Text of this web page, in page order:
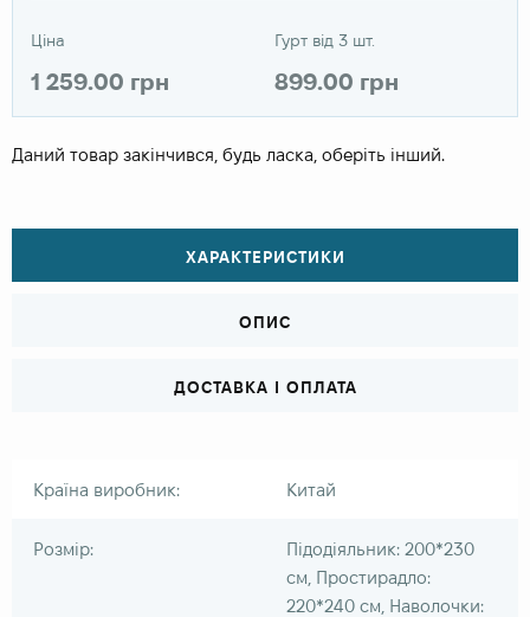
Ціна
1 259.00 грн
Гурт від 3 шт.
899.00 грн
Даний товар закінчився, будь ласка, оберіть інший.
ХАРАКТЕРИСТИКИ
ОПИС
ДОСТАВКА І ОПЛАТА
Країна виробник: Китай
Розмір:
Підодіяльник: 200*230
см, Простирадло:
220*240 см, Наволочки: